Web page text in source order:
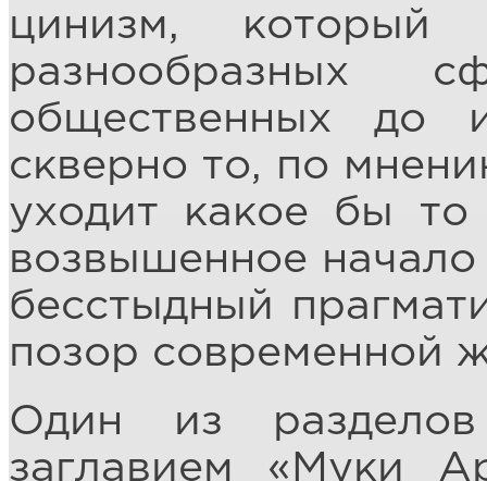
цинизм, который
общественных до
скверно то, по
уходит какое бы
возвышенное начало
бесстыдный
позор современной
Один из
заглавием «Муки